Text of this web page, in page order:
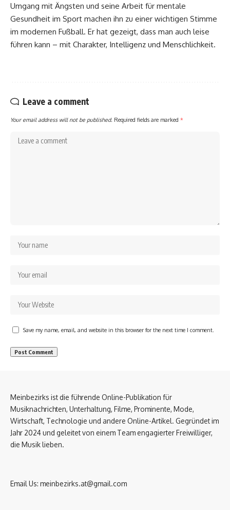
Umgang mit Ängsten und seine Arbeit für mentale
Gesundheit im Sport machen ihn zu einer wichtigen Stimme
im modernen Fußball. Er hat gezeigt, dass man auch leise
führen kann – mit Charakter, Intelligenz und Menschlichkeit.
Leave a comment
Your email address will not be published. Required fields are marked *
Save my name, email, and website in this browser for the next time I comment.
Meinbezirks ist die führende Online-Publikation für
Musiknachrichten, Unterhaltung, Filme, Prominente, Mode,
Wirtschaft, Technologie und andere Online-Artikel. Gegründet im
Jahr 2024 und geleitet von einem Team engagierter Freiwilliger,
die Musik lieben.
Email Us: meinbezirks.at@gmail.com